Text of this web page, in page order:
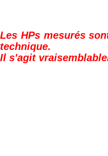
Les HPs mesurés
technique.
Il s'agit